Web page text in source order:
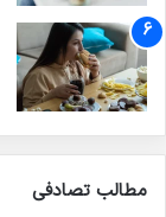
مطالب تصادفی